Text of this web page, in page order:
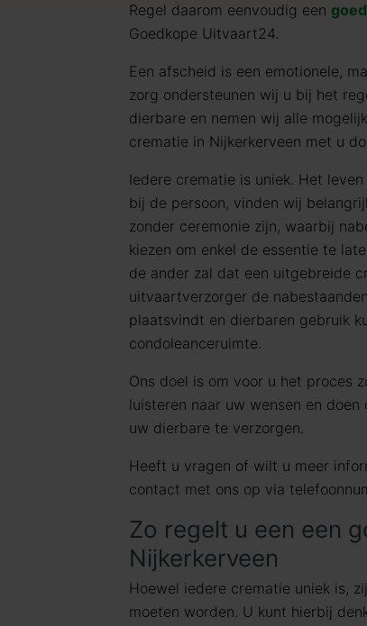
Regel daarom eenvoudig een
Goedkope Uitvaart24.
Een afscheid is een emotionele,
zorg ondersteunen wij u bij het
dierbare en nemen wij alle
crematie in Nijkerkerveen met u
Iedere crematie is uniek. Het
bij de persoon, vinden wij
zonder ceremonie zijn, waarbij
kiezen om enkel de essentie te
de ander zal dat een uitgebreide
uitvaartverzorger de
plaatsvindt en dierbaren gebruik
condoleanceruimte.
Ons doel is om voor u het proces
luisteren naar uw wensen en
uw dierbare te verzorgen.
Heeft u vragen of wilt u meer
contact met ons op via
Zo regelt u een een
Nijkerkerveen
Hoewel iedere crematie uniek is,
moeten worden. U kunt hierbij